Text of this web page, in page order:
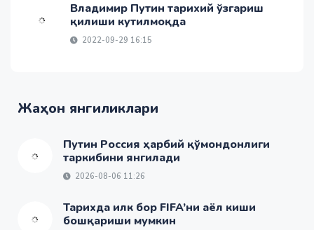
Владимир Путин тарихий ўзгариш
қилиши кутилмоқда
2022-09-29 16:15
Жаҳон янгиликлари
Путин Россия ҳарбий қўмондонлиги
таркибини янгилади
2026-08-06 11:26
Тарихда илк бор FIFA’ни аёл киши
бошқариши мумкин